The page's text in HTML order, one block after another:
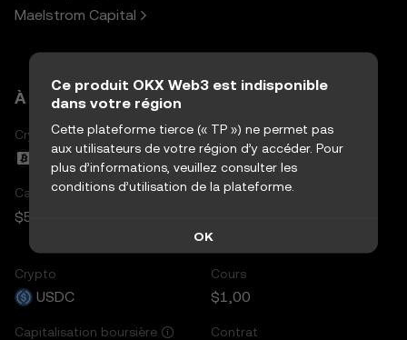
Maelstrom Capital
À propos de
Crypto
xBTC
Cours
$64 821
Capitalisation boursière
$5,01M
Contrat
Crypto
USDC
Cours
$1,00
Capitalisation boursière Contrat
Ce produit OKX Web3 est indisponible
dans votre région
Cette plateforme tierce (« TP ») ne permet pas
aux utilisateurs de votre région d’y accéder. Pour
plus d’informations, veuillez consulter les
conditions d’utilisation de la plateforme.
OK